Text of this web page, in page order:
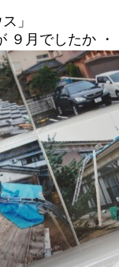
」
９月でしたか ・